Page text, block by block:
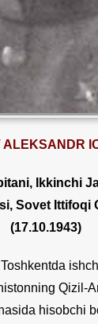
ALEKSANDR
Ikkinchi
Sovet Ittifoqi
(17.10.1943)
Qizil-
hisobchi